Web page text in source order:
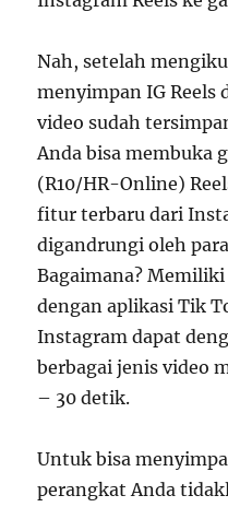
Nah, setelah
menyimpan IG Reels
video sudah
Anda bisa membuka
(R10/HR-Online)
fitur terbaru dari
digandrungi oleh
Bagaimana?
dengan aplikasi Tik
Instagram dapat
berbagai jenis video
– 30 detik.
Untuk bisa
perangkat Anda